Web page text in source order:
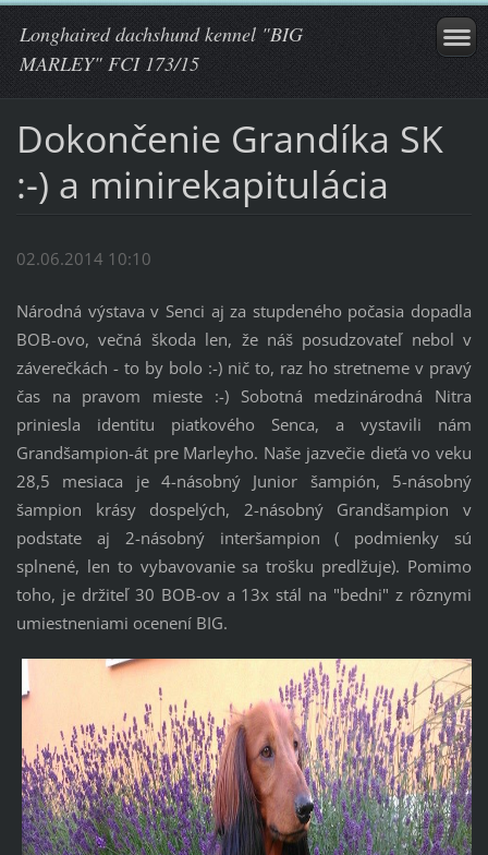
Longhaired dachshund kennel "BIG
MARLEY" FCI 173/15
Dokončenie Grandíka SK
:-) a minirekapitulácia
02.06.2014 10:10
Národná výstava v Senci aj za stupdeného počasia dopadla
BOB-ovo, večná škoda len, že náš posudzovateľ nebol v
záverečkách - to by bolo :-) nič to, raz ho stretneme v pravý
čas na pravom mieste :-) Sobotná medzinárodná Nitra
priniesla identitu piatkového Senca, a vystavili nám
Grandšampion-át pre Marleyho. Naše jazvečie dieťa vo veku
28,5 mesiaca je 4-násobný Junior šampión, 5-násobný
šampion krásy dospelých, 2-násobný Grandšampion v
podstate aj 2-násobný interšampion ( podmienky sú
splnené, len to vybavovanie sa trošku predlžuje). Pomimo
toho, je držiteľ 30 BOB-ov a 13x stál na "bedni" z rôznymi
umiestneniami ocenení BIG.